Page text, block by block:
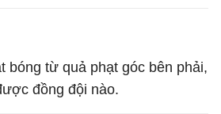
bóng từ quả phạt góc bên phải,
đồng đội nào.